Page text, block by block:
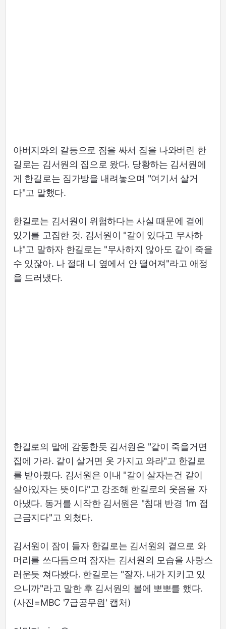
아버지와의 갈등으로 짐을 싸서 집을 나와버린 한
길로는 김서원의 집으로 왔다. 당황하는 김서원에
게 한길로는 짐가방을 내려놓으며 "여기서 살거
다"고 말했다.
한길로는 김서원이 위험하다는 사실 때문에 곁에
있기를 고집한 것. 김서원이 "같이 있다고 무사하
냐"고 말하자 한길로는 "무사하지 않아도 같이 죽을
수 있잖아. 나 절대 니 옆에서 안 떨어져"라고 애정
을 드러냈다.
한길로의 말에 감동한듯 김서원은 "같이 죽을거면
집에 가라. 같이 살거면 옷 가지고 와라"고 한길로
를 받아줬다. 김서원은 이내 "같이 살자는건 같이
살아있자는 뜻이다"고 강조해 한길로의 웃음을 자
아냈다. 동거를 시작한 김서원은 "침대 반경 1m 접
근금지다"고 외쳤다.
김서원이 잠이 들자 한길로는 김서원의 곁으로 와
머리를 쓰다듬으며 잠자는 김서원의 모습을 사랑스
러운듯 쳐다봤다. 한길로는 "잘자. 내가 지키고 있
으니까"라고 말한 후 김서원의 볼에 뽀뽀를 했다.
(사진=MBC '7급공무원' 캡처)